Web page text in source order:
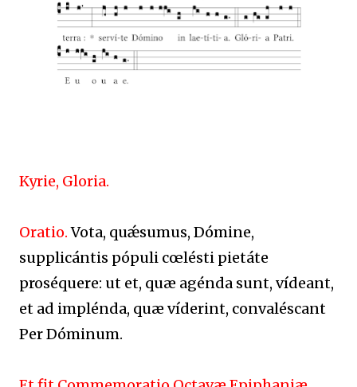
Kyrie, Gloria.
Oratio.Vota, quǽsumus, Dómine,
supplicántis pópuli cœlésti pietáte
proséquere: ut et, quæ agénda sunt, vídeant,
et ad implénda, quæ víderint, convaléscant
Per Dóminum.